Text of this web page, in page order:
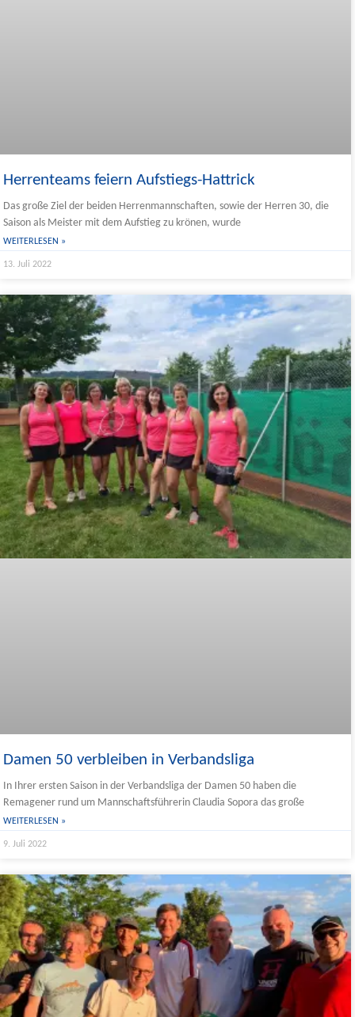
Herrenteams feiern Aufstiegs-Hattrick
Das große Ziel der beiden Herrenmannschaften, sowie der Herren 30, die
Saison als Meister mit dem Aufstieg zu krönen, wurde
WEITERLESEN »
13. Juli 2022
Damen 50 verbleiben in Verbandsliga
In Ihrer ersten Saison in der Verbandsliga der Damen 50 haben die
Remagener rund um Mannschaftsführerin Claudia Sopora das große
WEITERLESEN »
9. Juli 2022